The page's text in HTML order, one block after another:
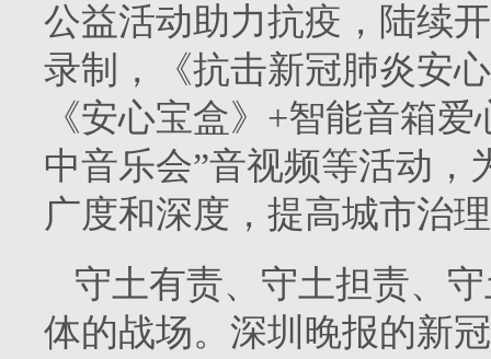
公益活动助力抗疫，陆续
录制，《抗击新冠肺炎安
《安心宝盒》+智能音箱
中音乐会”音视频等活动
广度和深度，提高城市治
守土有责、守土担责、
体的战场。深圳晚报的新